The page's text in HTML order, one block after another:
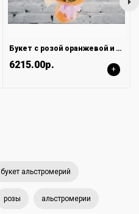
Букет с розой оранжевой и альстромерией
6215.00р. +
букет альстромерий
розы альстромерии